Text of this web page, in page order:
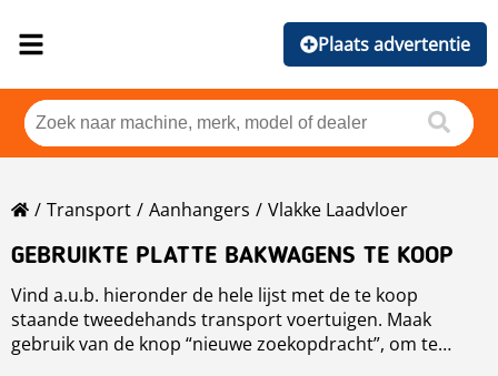
Plaats advertentie
Transport Aanhangers
Vlakke Laadvloer
GEBRUIKTE PLATTE BAKWAGENS TE KOOP
Vind a.u.b. hieronder de hele lijst met de te koop
staande tweedehands transport voertuigen. Maak
gebruik van de knop “nieuwe zoekopdracht”, om te